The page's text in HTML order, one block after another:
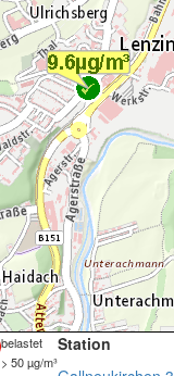
belastet
> 50 µg/m³
Station